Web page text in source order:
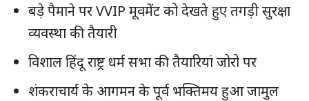
बड़े पैमाने पर VVIP मूवमेंट को देखते हुए तगड़ी सुरक्षा
व्यवस्था की तैयारी
विशाल हिंदू राष्ट्र धर्म सभा की तैयारियां जोरो पर
शंकराचार्य के आगमन के पूर्व भक्तिमय हुआ जामुल